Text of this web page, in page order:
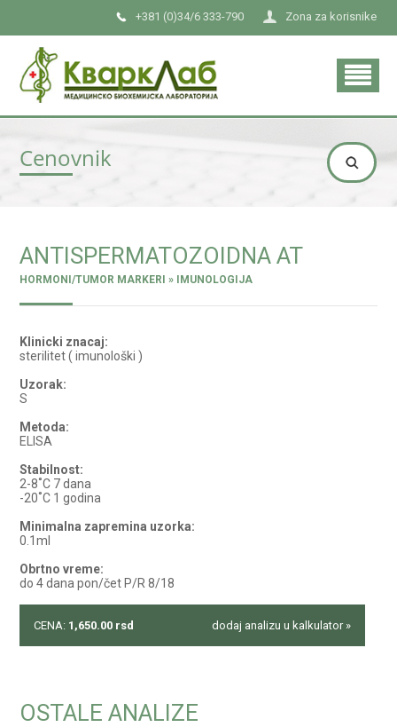
Zona za korisnike
+381 (0)34/6 333-790
Cenovnik
ANTISPERMATOZOIDNA AT
HORMONI/TUMOR MARKERI » IMUNOLOGIJA
Klinicki znacaj:
sterilitet ( imunološki )
Uzorak:
S
Metoda:
ELISA
Stabilnost:
2-8˚C 7 dana
-20˚C 1 godina
Minimalna zapremina uzorka:
0.1ml
Obrtno vreme:
do 4 dana pon/čet P/R 8/18
CENA: 1,650.00 rsd dodaj analizu u kalkulator »
OSTALE ANALIZE